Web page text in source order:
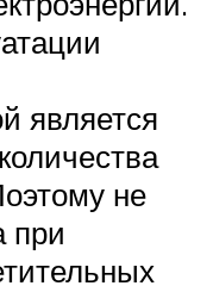
является
не
при